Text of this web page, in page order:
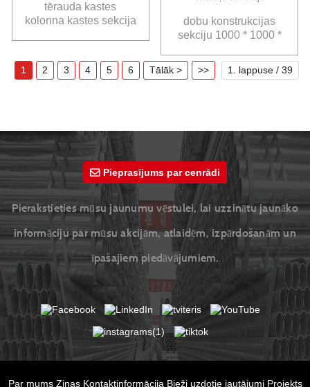
tērauda kastes
kolonna kastes sekcija
dobu konstrukcijas
sekciju 1000 * 1000 *
ražotājs
1 2 3 4 5 6 Tālāk > >> 1. lappuse / 39
Pieprasījums par cenrādi
Pierakstieties mūsu jaunumu vēstulei, lai uzzinātu jaunāko
informāciju par mūsu akcijām, atlaidēm, izpārdošanām un
īpašajiem piedāvājumiem.
Par mums Ziņas Kontaktinformācija Bieži uzdotie jautājumi Projekts